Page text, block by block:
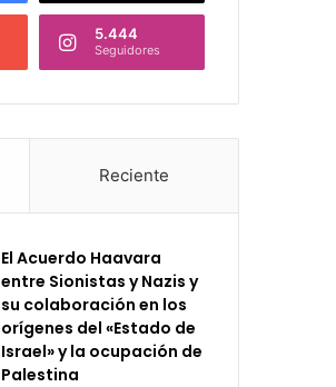
5.444
Seguidores
Reciente
El Acuerdo Haavara
entre Sionistas y Nazis y
su colaboración en los
orígenes del «Estado de
Israel» y la ocupación de
Palestina